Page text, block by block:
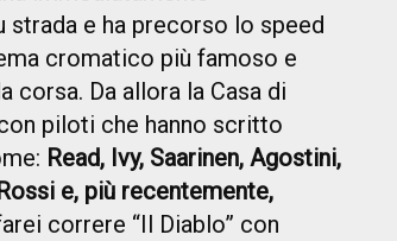
strada e ha precorso lo speed
cromatico più famoso e
corsa. Da allora la Casa di
piloti che hanno scritto
Read, Ivy, Saarinen, Agostini,
e, più recentemente,
correre “Il Diablo” con